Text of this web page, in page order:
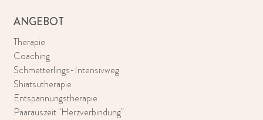
ANGEBOT
Therapie
Coaching
Schmetterlings-Intensivweg
Shiatsutherapie
Entspannungstherapie
Paarauszeit "Herzverbindung"